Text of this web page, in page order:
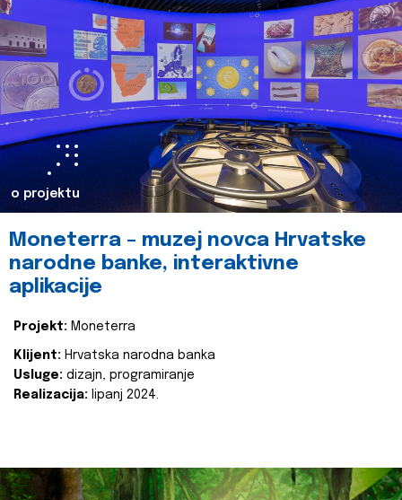
o projektu
Moneterra – muzej novca Hrvatske
narodne banke, interaktivne
aplikacije
Projekt: Moneterra
Klijent: Hrvatska narodna banka
Usluge: dizajn, programiranje
Realizacija: lipanj 2024.